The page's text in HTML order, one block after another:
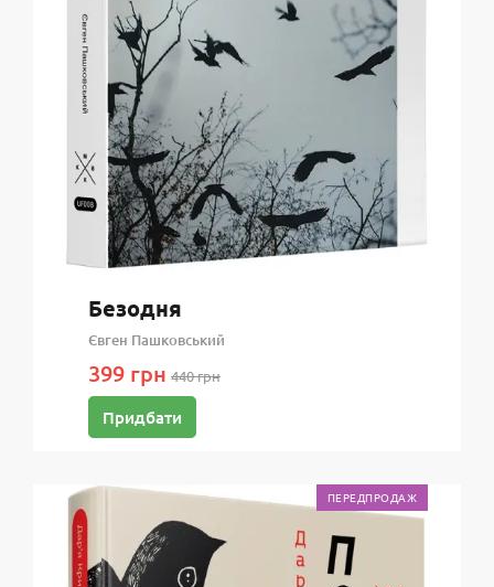
Безодня
Євген Пашковський
399 грн 440 грн
Придбати
ПЕРЕДПРОДАЖ